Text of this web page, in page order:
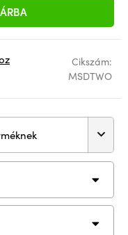
Cikszám:
MSDTWO